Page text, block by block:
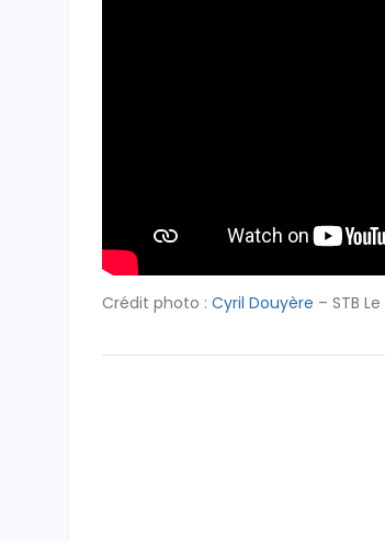
Crédit photo : Cyril Douyère – STB